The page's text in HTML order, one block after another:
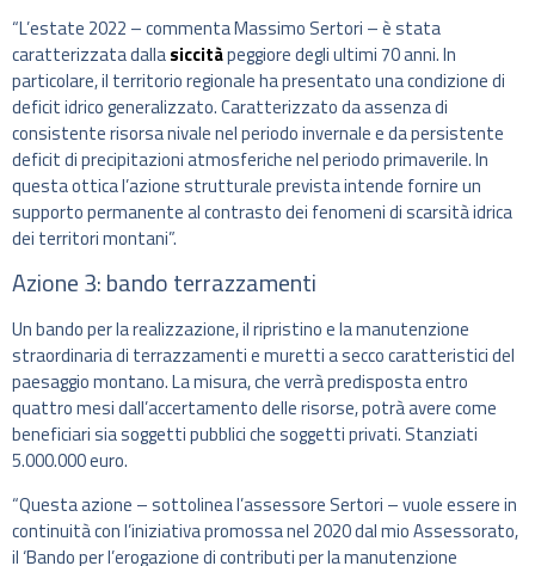
“L’estate 2022 – commenta Massimo Sertori – è stata
caratterizzata dallasiccitàpeggiore degli ultimi 70 anni. In
particolare, il territorio regionale ha presentato una condizione di
deficit idrico generalizzato. Caratterizzato da assenza di
consistente risorsa nivale nel periodo invernale e da persistente
deficit di precipitazioni atmosferiche nel periodo primaverile. In
questa ottica l’azione strutturale prevista intende fornire un
supporto permanente al contrasto dei fenomeni di scarsità idrica
dei territori montani”.
Azione 3: bando terrazzamenti
Un bando per la realizzazione, il ripristino e la manutenzione
straordinaria di terrazzamenti e muretti a secco caratteristici del
paesaggio montano. La misura, che verrà predisposta entro
quattro mesi dall’accertamento delle risorse, potrà avere come
beneficiari sia soggetti pubblici che soggetti privati. Stanziati
5.000.000 euro.
“Questa azione – sottolinea l’assessore Sertori – vuole essere in
continuità con l’iniziativa promossa nel 2020 dal mio Assessorato,
il ‘Bando per l’erogazione di contributi per la manutenzione